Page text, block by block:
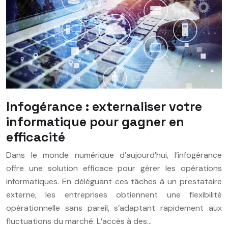
Infogérance : externaliser votre
informatique pour gagner en
efficacité
Dans le monde numérique d’aujourd’hui, l’infogérance
offre une solution efficace pour gérer les opérations
informatiques. En déléguant ces tâches à un prestataire
externe, les entreprises obtiennent une flexibilité
opérationnelle sans pareil, s’adaptant rapidement aux
fluctuations du marché. L’accès à des…